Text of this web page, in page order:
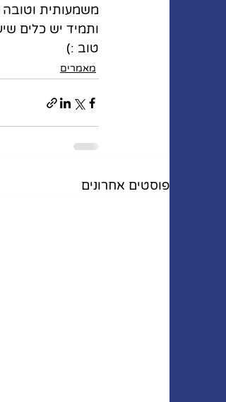
משמעותית
ותמיד יש כלים
טוב :)
מאמרים
פוסטים אחרונים